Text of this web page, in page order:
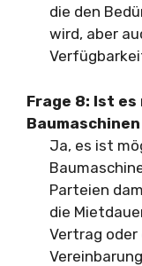
die den
wird, aber
Frage 8: Ist
Ja, es ist
Parteien
die
Vertrag